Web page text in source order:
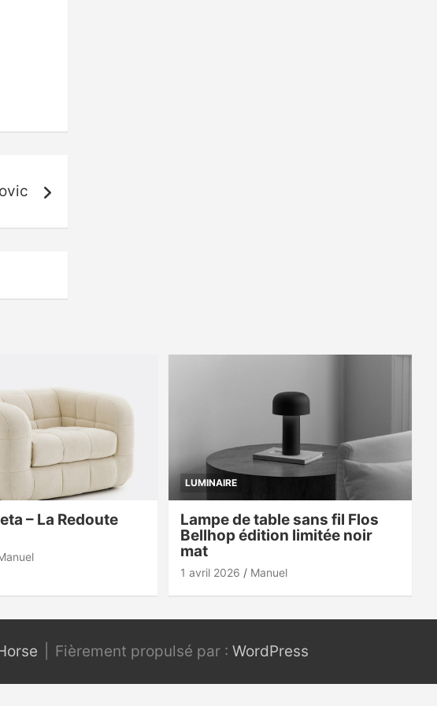
– La Redoute
LUMINAIRE
Lampe de table sans fil Flos
Bellhop édition limitée noir
mat
1 avril 2026 Manuel
Fièrement propulsé par : WordPress